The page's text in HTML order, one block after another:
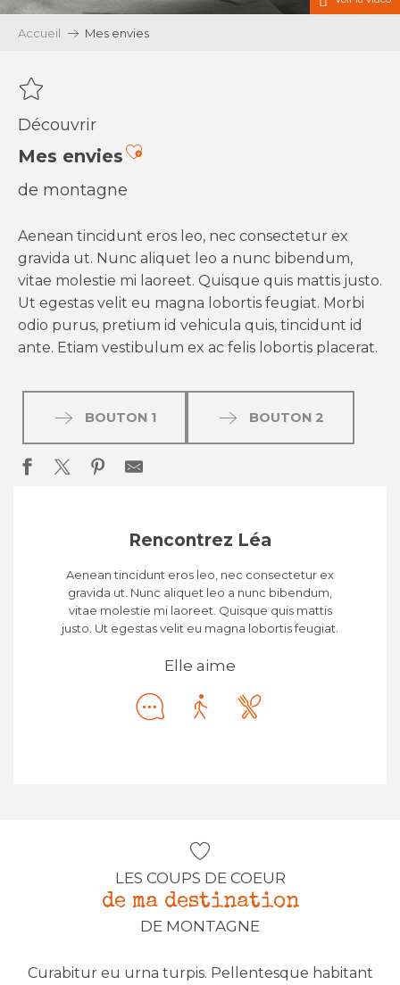
Accueil Mes envies
Découvrir
Mes enviesAjouter aux favoris
de montagne
Aenean tincidunt eros leo, nec consectetur ex
gravida ut. Nunc aliquet leo a nunc bibendum,
vitae molestie mi laoreet. Quisque quis mattis justo.
Ut egestas velit eu magna lobortis feugiat. Morbi
odio purus, pretium id vehicula quis, tincidunt id
ante. Etiam vestibulum ex ac felis lobortis placerat.
BOUTON 1 BOUTON 2
Rencontrez Léa
Aenean tincidunt eros leo, nec consectetur ex
gravida ut. Nunc aliquet leo a nunc bibendum,
vitae molestie mi laoreet. Quisque quis mattis
justo. Ut egestas velit eu magna lobortis feugiat.
Elle aime
LES COUPS DE COEUR
de ma destination
DE MONTAGNE
Curabitur eu urna turpis. Pellentesque habitant